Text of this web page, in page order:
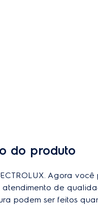
do produto
Agora
atendimento de
podem ser feitos